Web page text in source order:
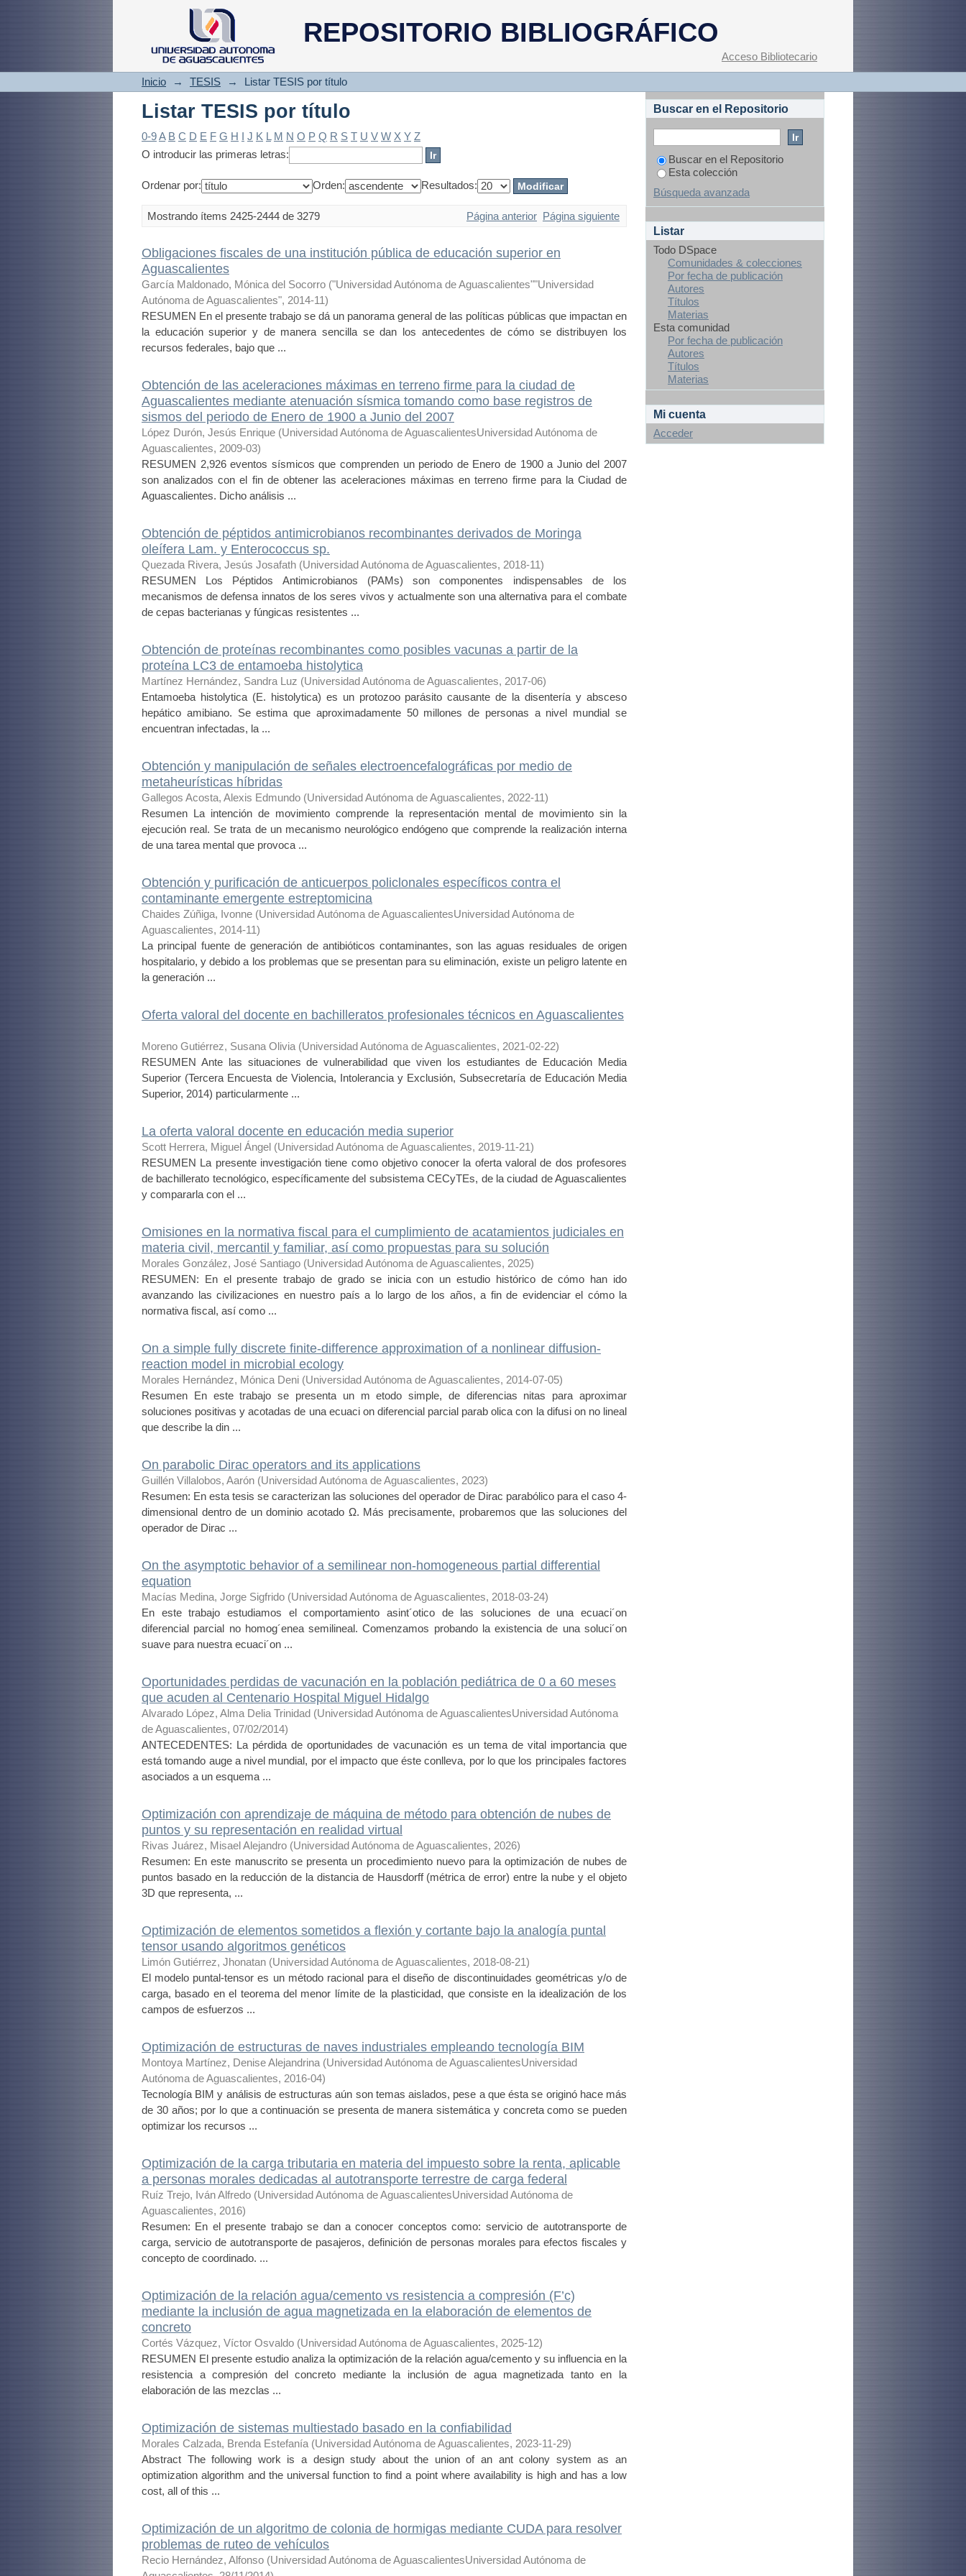
REPOSITORIO BIBLIOGRÁFICO
Listar TESIS por título
Acceso Bibliotecario
Inicio → TESIS → Listar TESIS por título
Listar TESIS por título
0-9A B C D E F G H I J K L M N O P Q R S T U V W X Y Z
O introducir las primeras letras:
Ordenar por: Orden: Resultados:
Mostrando ítems 2425-2444 de 3279 Página anterior Página siguiente
Obligaciones fiscales de una institución pública de educación superior en
Aguascalientes
García Maldonado, Mónica del Socorro ("Universidad Autónoma de Aguascalientes""Universidad
Autónoma de Aguascalientes", 2014-11)
RESUMEN En el presente trabajo se dá un panorama general de las políticas públicas que impactan en
la educación superior y de manera sencilla se dan los antecedentes de cómo se distribuyen los
recursos federales, bajo que ...
Obtención de las aceleraciones máximas en terreno firme para la ciudad de
Aguascalientes mediante atenuación sísmica tomando como base registros de
sismos del periodo de Enero de 1900 a Junio del 2007
López Durón, Jesús Enrique (Universidad Autónoma de AguascalientesUniversidad Autónoma de
Aguascalientes, 2009-03)
RESUMEN 2,926 eventos sísmicos que comprenden un periodo de Enero de 1900 a Junio del 2007
son analizados con el fin de obtener las aceleraciones máximas en terreno firme para la Ciudad de
Aguascalientes. Dicho análisis ...
Obtención de péptidos antimicrobianos recombinantes derivados de Moringa
oleífera Lam. y Enterococcus sp.
Quezada Rivera, Jesús Josafath (Universidad Autónoma de Aguascalientes, 2018-11)
RESUMEN Los Péptidos Antimicrobianos (PAMs) son componentes indispensables de los
mecanismos de defensa innatos de los seres vivos y actualmente son una alternativa para el combate
de cepas bacterianas y fúngicas resistentes ...
Obtención de proteínas recombinantes como posibles vacunas a partir de la
proteína LC3 de entamoeba histolytica
Martínez Hernández, Sandra Luz (Universidad Autónoma de Aguascalientes, 2017-06)
Entamoeba histolytica (E. histolytica) es un protozoo parásito causante de la disentería y absceso
hepático amibiano. Se estima que aproximadamente 50 millones de personas a nivel mundial se
encuentran infectadas, la ...
Obtención y manipulación de señales electroencefalográficas por medio de
metaheurísticas híbridas
Gallegos Acosta, Alexis Edmundo (Universidad Autónoma de Aguascalientes, 2022-11)
Resumen La intención de movimiento comprende la representación mental de movimiento sin la
ejecución real. Se trata de un mecanismo neurológico endógeno que comprende la realización interna
de una tarea mental que provoca ...
Obtención y purificación de anticuerpos policlonales específicos contra el
contaminante emergente estreptomicina
Chaides Zúñiga, Ivonne (Universidad Autónoma de AguascalientesUniversidad Autónoma de
Aguascalientes, 2014-11)
La principal fuente de generación de antibióticos contaminantes, son las aguas residuales de origen
hospitalario, y debido a los problemas que se presentan para su eliminación, existe un peligro latente en
la generación ...
Oferta valoral del docente en bachilleratos profesionales técnicos en Aguascalientes
Moreno Gutiérrez, Susana Olivia (Universidad Autónoma de Aguascalientes, 2021-02-22)
RESUMEN Ante las situaciones de vulnerabilidad que viven los estudiantes de Educación Media
Superior (Tercera Encuesta de Violencia, Intolerancia y Exclusión, Subsecretaría de Educación Media
Superior, 2014) particularmente ...
La oferta valoral docente en educación media superior
Scott Herrera, Miguel Ángel (Universidad Autónoma de Aguascalientes, 2019-11-21)
RESUMEN La presente investigación tiene como objetivo conocer la oferta valoral de dos profesores
de bachillerato tecnológico, específicamente del subsistema CECyTEs, de la ciudad de Aguascalientes
y compararla con el ...
Omisiones en la normativa fiscal para el cumplimiento de acatamientos judiciales en
materia civil, mercantil y familiar, así como propuestas para su solución
Morales González, José Santiago (Universidad Autónoma de Aguascalientes, 2025)
RESUMEN: En el presente trabajo de grado se inicia con un estudio histórico de cómo han ido
avanzando las civilizaciones en nuestro país a lo largo de los años, a fin de evidenciar el cómo la
normativa fiscal, así como ...
On a simple fully discrete finite-difference approximation of a nonlinear diffusion-
reaction model in microbial ecology
Morales Hernández, Mónica Deni (Universidad Autónoma de Aguascalientes, 2014-07-05)
Resumen En este trabajo se presenta un m etodo simple, de diferencias nitas para aproximar
soluciones positivas y acotadas de una ecuaci on diferencial parcial parab olica con la difusi on no lineal
que describe la din ...
On parabolic Dirac operators and its applications
Guillén Villalobos, Aarón (Universidad Autónoma de Aguascalientes, 2023)
Resumen: En esta tesis se caracterizan las soluciones del operador de Dirac parabólico para el caso 4-
dimensional dentro de un dominio acotado Ω. Más precisamente, probaremos que las soluciones del
operador de Dirac ...
On the asymptotic behavior of a semilinear non-homogeneous partial differential
equation
Macías Medina, Jorge Sigfrido (Universidad Autónoma de Aguascalientes, 2018-03-24)
En este trabajo estudiamos el comportamiento asint´otico de las soluciones de una ecuaci´on
diferencial parcial no homog´enea semilineal. Comenzamos probando la existencia de una soluci´on
suave para nuestra ecuaci´on ...
Oportunidades perdidas de vacunación en la población pediátrica de 0 a 60 meses
que acuden al Centenario Hospital Miguel Hidalgo
Alvarado López, Alma Delia Trinidad (Universidad Autónoma de AguascalientesUniversidad Autónoma
de Aguascalientes, 07/02/2014)
ANTECEDENTES: La pérdida de oportunidades de vacunación es un tema de vital importancia que
está tomando auge a nivel mundial, por el impacto que éste conlleva, por lo que los principales factores
asociados a un esquema ...
Optimización con aprendizaje de máquina de método para obtención de nubes de
puntos y su representación en realidad virtual
Rivas Juárez, Misael Alejandro (Universidad Autónoma de Aguascalientes, 2026)
Resumen: En este manuscrito se presenta un procedimiento nuevo para la optimización de nubes de
puntos basado en la reducción de la distancia de Hausdorff (métrica de error) entre la nube y el objeto
3D que representa, ...
Optimización de elementos sometidos a flexión y cortante bajo la analogía puntal
tensor usando algoritmos genéticos
Limón Gutiérrez, Jhonatan (Universidad Autónoma de Aguascalientes, 2018-08-21)
El modelo puntal-tensor es un método racional para el diseño de discontinuidades geométricas y/o de
carga, basado en el teorema del menor límite de la plasticidad, que consiste en la idealización de los
campos de esfuerzos ...
Optimización de estructuras de naves industriales empleando tecnología BIM
Montoya Martínez, Denise Alejandrina (Universidad Autónoma de AguascalientesUniversidad
Autónoma de Aguascalientes, 2016-04)
Tecnología BIM y análisis de estructuras aún son temas aislados, pese a que ésta se originó hace más
de 30 años; por lo que a continuación se presenta de manera sistemática y concreta como se pueden
optimizar los recursos ...
Optimización de la carga tributaria en materia del impuesto sobre la renta, aplicable
a personas morales dedicadas al autotransporte terrestre de carga federal
Ruíz Trejo, Iván Alfredo (Universidad Autónoma de AguascalientesUniversidad Autónoma de
Aguascalientes, 2016)
Resumen: En el presente trabajo se dan a conocer conceptos como: servicio de autotransporte de
carga, servicio de autotransporte de pasajeros, definición de personas morales para efectos fiscales y
concepto de coordinado. ...
Optimización de la relación agua/cemento vs resistencia a compresión (F’c)
mediante la inclusión de agua magnetizada en la elaboración de elementos de
concreto
Cortés Vázquez, Víctor Osvaldo (Universidad Autónoma de Aguascalientes, 2025-12)
RESUMEN El presente estudio analiza la optimización de la relación agua/cemento y su influencia en la
resistencia a compresión del concreto mediante la inclusión de agua magnetizada tanto en la
elaboración de las mezclas ...
Optimización de sistemas multiestado basado en la confiabilidad
Morales Calzada, Brenda Estefanía (Universidad Autónoma de Aguascalientes, 2023-11-29)
Abstract The following work is a design study about the union of an ant colony system as an
optimization algorithm and the universal function to find a point where availability is high and has a low
cost, all of this ...
Optimización de un algoritmo de colonia de hormigas mediante CUDA para resolver
problemas de ruteo de vehículos
Recio Hernández, Alfonso (Universidad Autónoma de AguascalientesUniversidad Autónoma de
Buscar en el Repositorio
Buscar en el Repositorio
Esta colección
Búsqueda avanzada
Listar
Todo DSpace
Comunidades & colecciones
Por fecha de publicación
Autores
Títulos
Materias
Esta comunidad
Por fecha de publicación
Autores
Títulos
Materias
Mi cuenta
Acceder